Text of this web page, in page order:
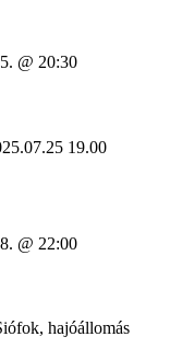
@ 20:30
19.00
@ 22:00
hajóállomás